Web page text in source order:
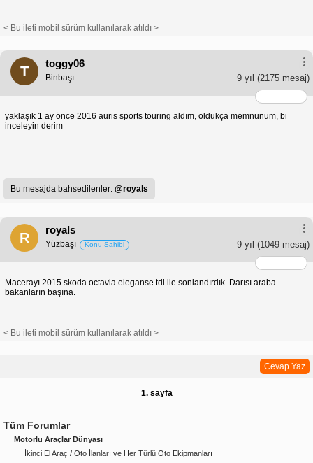
< Bu ileti mobil sürüm kullanılarak atıldı >
T
toggy06
9 yıl (2175 mesaj)
Binbaşı
yaklaşık 1 ay önce 2016 auris sports touring aldım, oldukça memnunum, bi
inceleyin derim
Bu mesajda bahsedilenler: @royals
R
royals
9 yıl (1049 mesaj)
Yüzbaşı Konu Sahibi
Macerayı 2015 skoda octavia eleganse tdi ile sonlandırdık. Darısı araba
bakanların başına.
< Bu ileti mobil sürüm kullanılarak atıldı >
Cevap Yaz
1. sayfa
Tüm Forumlar
Motorlu Araçlar Dünyası
İkinci El Araç / Oto İlanları ve Her Türlü Oto Ekipmanları